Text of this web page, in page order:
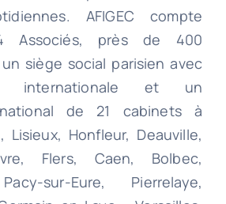
AFIGEC compte
Associés, près de 400
siège social parisien avec
internationale et un
de 21 cabinets à
Lisieux, Honfleur, Deauville,
Flers, Caen, Bolbec,
sur-Eure, Pierrelaye,